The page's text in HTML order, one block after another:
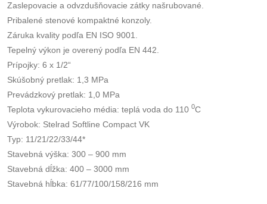
Zaslepovacie a odvzdušňovacie zátky našrubované.
Pribalené stenové kompaktné konzoly.
Záruka kvality podľa EN ISO 9001.
Tepelný výkon je overený podľa EN 442.
Prípojky: 6 x 1/2“
Skúšobný pretlak: 1,3 MPa
Prevádzkový pretlak: 1,0 MPa
Teplota vykurovacieho média: teplá voda do 110 0C
Výrobok: Stelrad Softline Compact VK
Typ: 11/21/22/33/44*
Stavebná výška: 300 – 900 mm
Stavebná dĺžka: 400 – 3000 mm
Stavebná hĺbka: 61/77/100/158/216 mm